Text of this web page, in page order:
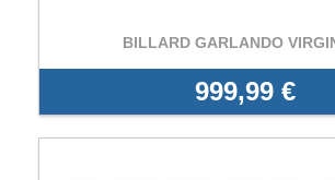
BILLARD GARLANDO
999,99 €